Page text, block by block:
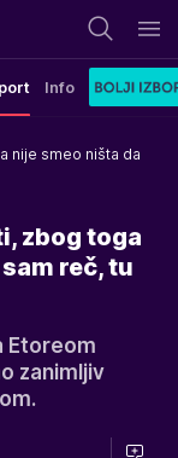
Info
nije smeo ništa da
zbog toga
reč, tu
Etoreom
zanimljiv